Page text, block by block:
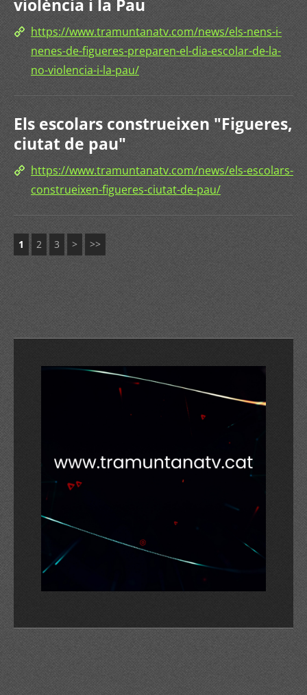
violència i la Pau
https://www.tramuntanatv.com/news/els-nens-i-
nenes-de-figueres-preparen-el-dia-escolar-de-la-
no-violencia-i-la-pau/
Els escolars construeixen "Figueres,
ciutat de pau"
https://www.tramuntanatv.com/news/els-escolars-
construeixen-figueres-ciutat-de-pau/
1 2 3 > >>